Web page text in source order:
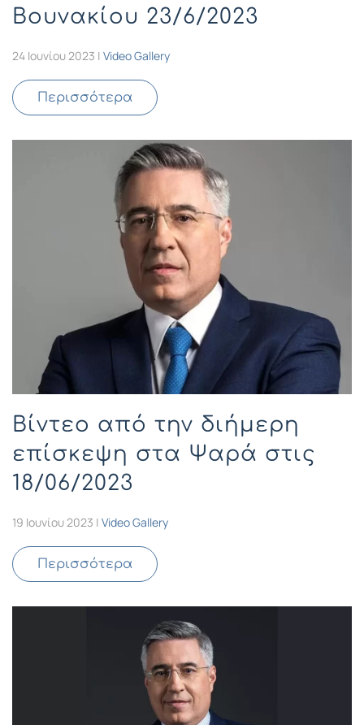
Βουνακίου 23/6/2023
24 Ιουνίου 2023 | Video Gallery
Περισσότερα
Bίντεο από την διήμερη
επίσκεψη στα Ψαρά στις
18/06/2023
19 Ιουνίου 2023 | Video Gallery
Περισσότερα